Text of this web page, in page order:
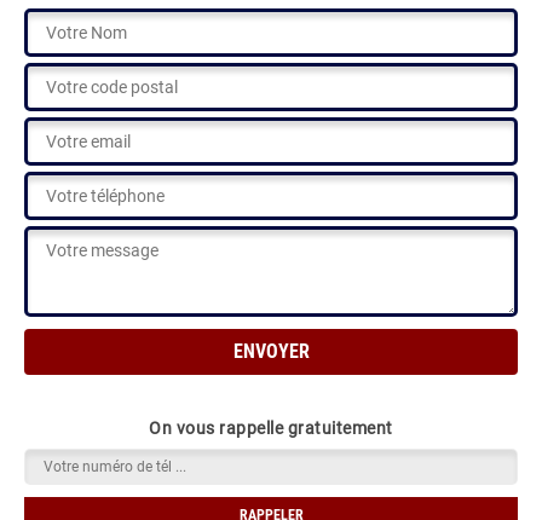
On vous rappelle gratuitement